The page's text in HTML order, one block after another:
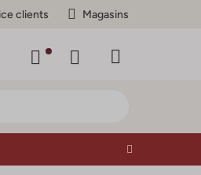
clients Magasins